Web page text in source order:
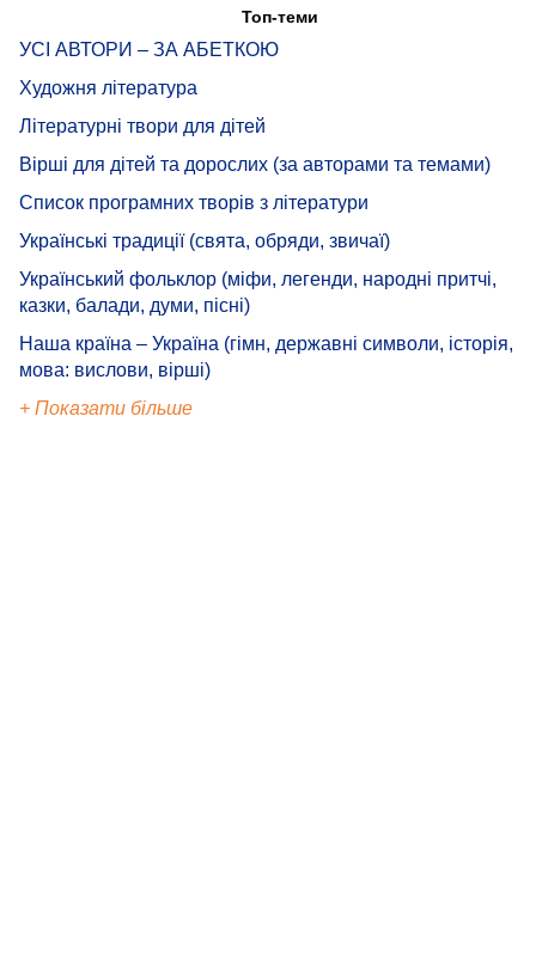
Топ-теми
УСІ АВТОРИ – ЗА АБЕТКОЮ
Художня література
Літературні твори для дітей
Вірші для дітей та дорослих (за авторами та темами)
Список програмних творів з літератури
Українські традиції (свята, обряди, звичаї)
Український фольклор (міфи, легенди, народні притчі,
казки, балади, думи, пісні)
Наша країна – Україна (гімн, державні символи, історія,
мова: вислови, вірші)
+ Показати більше